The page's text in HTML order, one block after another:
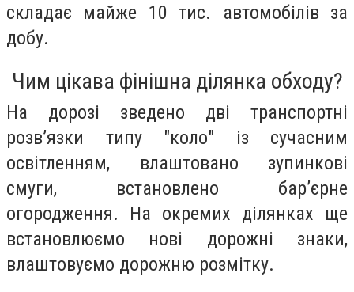
складає майже 10 тис. автомобілів за
добу.
Чим цікава фінішна ділянка обходу?
На дорозі зведено дві транспортні
розв’язки типу "коло" із сучасним
освітленням, влаштовано зупинкові
смуги, встановлено бар’єрне
огородження. На окремих ділянках ще
встановлюємо нові дорожні знаки,
влаштовуємо дорожню розмітку.